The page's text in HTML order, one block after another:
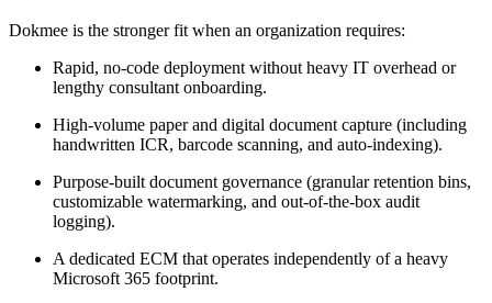
Dokmee is the stronger fit when an organization requires:
Rapid, no-code deployment without heavy IT overhead or
lengthy consultant onboarding.
High-volume paper and digital document capture (including
handwritten ICR, barcode scanning, and auto-indexing).
Purpose-built document governance (granular retention bins,
customizable watermarking, and out-of-the-box audit
logging).
A dedicated ECM that operates independently of a heavy
Microsoft 365 footprint.